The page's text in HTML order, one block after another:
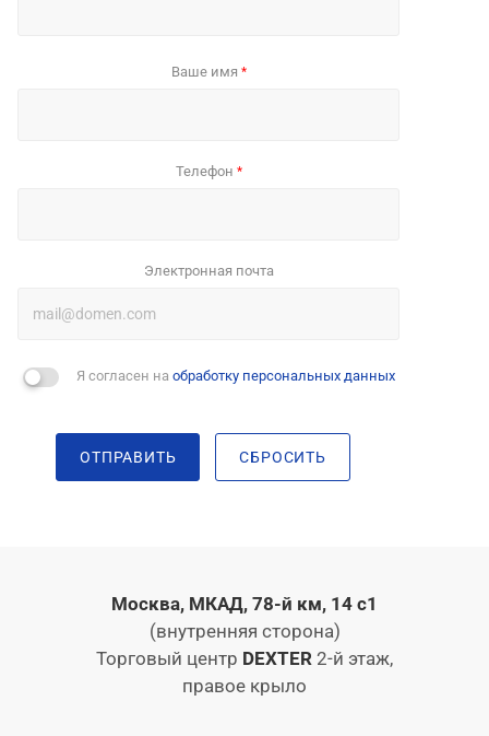
Ваше имя *
Телефон *
Электронная почта
Я согласен на обработку персональных данных
ОТПРАВИТЬ СБРОСИТЬ
Москва, МКАД, 78-й км, 14 с1
(внутренняя сторона)
Торговый центр DEXTER 2-й этаж,
правое крыло